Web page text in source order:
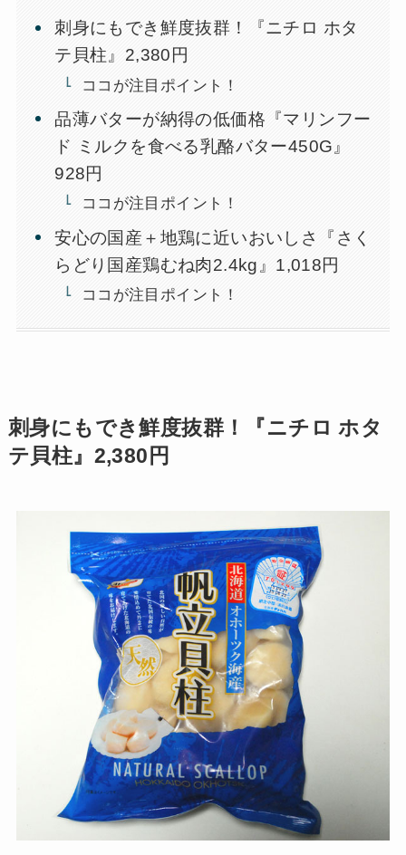
刺身にもでき鮮度抜群！『ニチロ ホタ
テ貝柱』2,380円
ココが注目ポイント！
品薄バターが納得の低価格『マリンフー
ド ミルクを食べる乳酪バター450G』
928円
ココが注目ポイント！
安心の国産＋地鶏に近いおいしさ『さく
らどり国産鶏むね肉2.4kg』1,018円
ココが注目ポイント！
刺身にもでき鮮度抜群！『ニチロ ホタ
テ貝柱』2,380円